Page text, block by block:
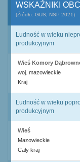
WSKAŹNIKI
(Źródło: GUS, NSP 2021)
Ludność w wieku
produkcyjnym
Wieś Komory
woj. mazowieckie
Kraj
Ludność w wieku
produkcyjnym
Wieś
Mazowieckie
Cały kraj